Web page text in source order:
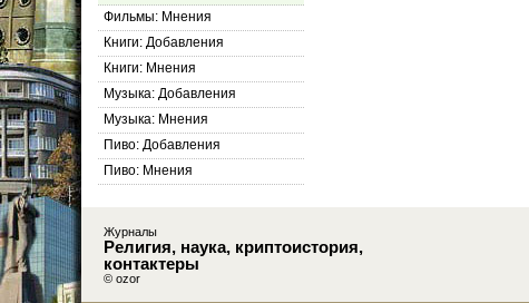
Фильмы: Мнения
Книги: Добавления
Книги: Мнения
Музыка: Добавления
Музыка: Мнения
Пиво: Добавления
Пиво: Мнения
Журналы
Религия, наука, криптоистория,
контактеры
© ozor